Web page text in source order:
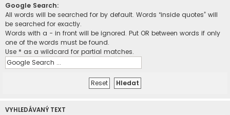
Google Search:
All words will be searched for by default. Words “inside quotes” will
be searched for exactly.
Words with a - in front will be ignored. Put OR between words if only
one of the words must be found.
Use * as a wildcard for partial matches.
VYHLEDÁVANÝ TEXT